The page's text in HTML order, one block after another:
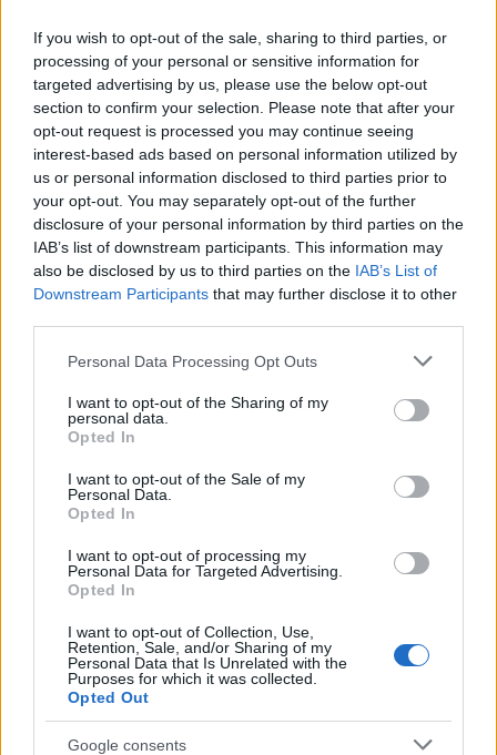
If you wish to opt-out of the sale, sharing to third parties, or
processing of your personal or sensitive information for
targeted advertising by us, please use the below opt-out
section to confirm your selection. Please note that after your
opt-out request is processed you may continue seeing
interest-based ads based on personal information utilized by
us or personal information disclosed to third parties prior to
your opt-out. You may separately opt-out of the further
disclosure of your personal information by third parties on the
IAB’s list of downstream participants. This information may
also be disclosed by us to third parties on the IAB’s List of
Downstream Participants that may further disclose it to other
Please note that this website/app uses one or more Google
not limited to your visit or usage behaviour. You may click to
grant or deny consent to Google and its third-party tags to
use your data for below specified purposes in below Google
consent section.
Personal Data Processing Opt Outs
I want to opt-out of the Sharing of my
personal data.
Opted In
I want to opt-out of the Sale of my
Personal Data.
Opted In
I want to opt-out of processing my
Personal Data for Targeted Advertising.
Opted In
I want to opt-out of Collection, Use,
Retention, Sale, and/or Sharing of my
Personal Data that Is Unrelated with the
Purposes for which it was collected.
Opted Out
Google consents
TEMI: Aggressione Olbia
Comune Di Olbia
Consigliere Gianluca Corda
Gianluca Corda
Notizie Gallura
Notizie Olbia
Notizie Sardegna
Olbia Notizie
Sicurezza Olbia
Notizie in tempo reale?
Entra nel canale telegram di
GalluraOggi.it
Inviaci le tue segnalazioni,
i tuoi video e le tue foto
Su WhatsApp al numero +39
Ricevi le nostre ultime news
daGoogle News
Condividi l'articolo